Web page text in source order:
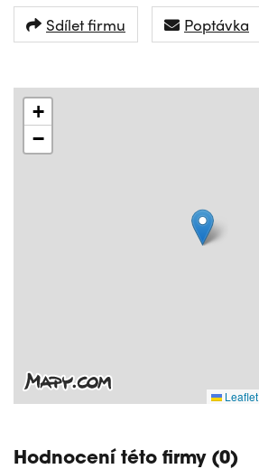
Sdílet firmu Poptávka
+
−
Leaflet
Hodnocení této firmy (0)